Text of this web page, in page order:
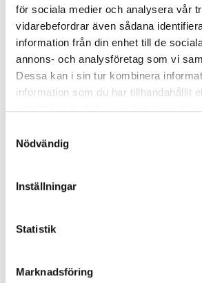
för sociala medier och analysera vår
vidarebefordrar även sådana
information från din enhet till de
annons- och analysföretag som vi
Dessa kan i sin tur kombinera
information som du har tillhandahållit
Nödvändig
Inställningar
Statistik
Marknadsföring
Maskin- och teknikchef
Blockchef till Megaprojekt
1 2 3 4 5 ...
Öppen ansökan